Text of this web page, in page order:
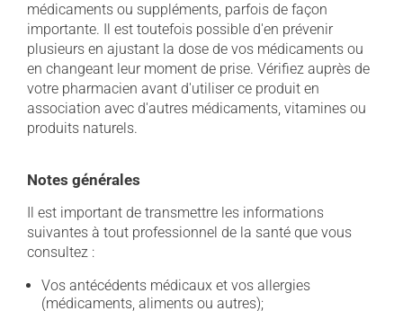
médicaments ou suppléments, parfois de façon
importante. Il est toutefois possible d'en prévenir
plusieurs en ajustant la dose de vos médicaments ou
en changeant leur moment de prise. Vérifiez auprès de
votre pharmacien avant d'utiliser ce produit en
association avec d'autres médicaments, vitamines ou
produits naturels.
Notes générales
Il est important de transmettre les informations
suivantes à tout professionnel de la santé que vous
consultez :
Vos antécédents médicaux et vos allergies
(médicaments, aliments ou autres);